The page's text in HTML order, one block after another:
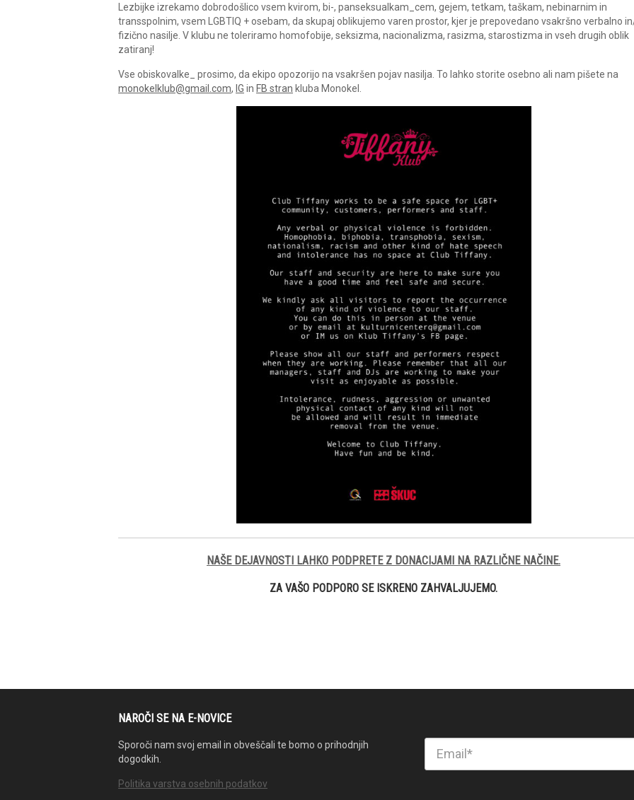
Lezbijke izrekamo dobrodošlico vsem kvirom, bi-, panseksualkam_cem, gejem, tetkam, taškam, nebinarnim in
transspolnim, vsem LGBTIQ + osebam, da skupaj oblikujemo varen prostor, kjer je prepovedano vsakršno verbalno
fizično nasilje. V klubu ne toleriramo homofobije, seksizma, nacionalizma, rasizma, starostizma in vseh drugih oblik
zatiranj!
Vse obiskovalke_ prosimo, da ekipo opozorijo na vsakršen pojav nasilja. To lahko storite osebno ali nam pišete na
monokelklub@gmail.com, IG in FB stran kluba Monokel.
NAŠE DEJAVNOSTI LAHKO PODPRETE Z DONACIJAMI NA RAZLIČNE NAČINE.
ZA VAŠO PODPORO SE ISKRENO ZAHVALJUJEMO.
NAROČI SE NA E-NOVICE
Sporoči nam svoj email in obveščali te bomo o prihodnjih
dogodkih.
Politika varstva osebnih podatkov